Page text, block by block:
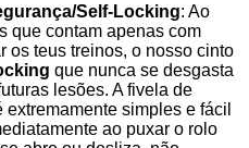
Self-Locking: Ao
que contam apenas com
os teus treinos, o nosso cinto
que nunca se desgasta
lesões. A fivela de
simples e fácil
ao puxar o rolo